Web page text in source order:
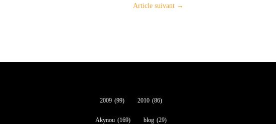
Article suivant→
2009 (99) 2010 (86)
Akynou (169) blog (29)